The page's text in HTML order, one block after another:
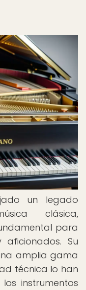
un legado
clásica,
para
aficionados. Su
amplia gama
técnica lo han
instrumentos